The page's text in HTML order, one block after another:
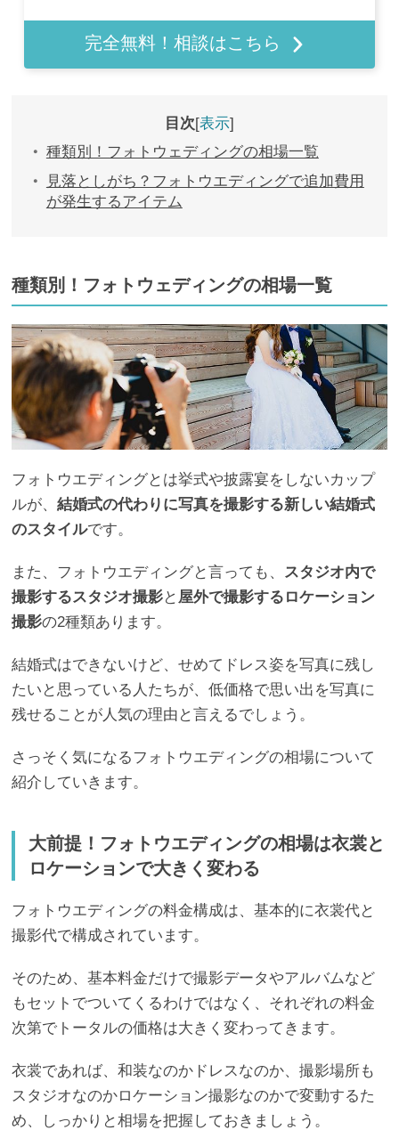
完全無料！相談はこちら
目次 表示
種類別！フォトウェディングの相場一覧
見落としがち？フォトウエディングで追加費用
が発生するアイテム
種類別！フォトウェディングの相場一覧
フォトウエディングとは挙式や披露宴をしないカップ
ルが、結婚式の代わりに写真を撮影する新しい結婚式
のスタイルです。
また、フォトウエディングと言っても、 スタジオ内で
撮影するスタジオ撮影と 屋外で撮影するロケーション
撮影の2種類あります。
結婚式はできないけど、せめてドレス姿を写真に残し
たいと思っている人たちが、低価格で思い出を写真に
残せることが人気の理由と言えるでしょう。
さっそく気になるフォトウエディングの相場について
紹介していきます。
大前提！フォトウエディングの相場は衣裳と
ロケーションで大きく変わる
フォトウエディングの料金構成は、基本的に衣裳代と
撮影代で構成されています。
そのため、基本料金だけで撮影データやアルバムなど
もセットでついてくるわけではなく、それぞれの料金
次第でトータルの価格は大きく変わってきます。
衣裳であれば、和装なのかドレスなのか、撮影場所も
スタジオなのかロケーション撮影なのかで変動するた
め、しっかりと相場を把握しておきましょう。